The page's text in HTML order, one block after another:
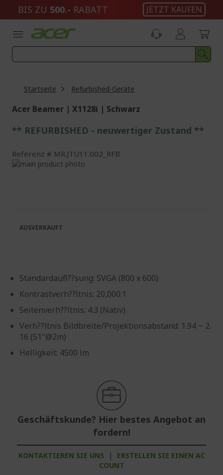
BIS ZU 500.- RABATT JETZT KAUFEN
Startseite Refurbished-Geräte
Acer Beamer | X1128i | Schwarz
** REFURBISHED - neuwertiger Zustand **
Referenz MR.JTU11.002_RFB
Zum
Standardaufl??sung: SVGA (800 x 600)
Kontrastverh??ltnis: 20,000:1
Seitenverh??ltnis: 4:3 (Nativ)
Verh??ltnis Bildbreite/Projektionsabstand: 1.94 ~ 2.
16 (51"@2m)
Helligkeit: 4500 lm
Geschäftskunde? Hier bestes Angebot an
fordern!
KONTAKTIEREN SIE UNS |
ERSTELLEN SIE EINEN AC
COUNT
AUSVERKAUFT